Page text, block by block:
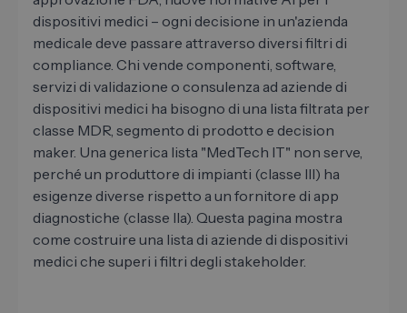
dispositivi medici – ogni decisione in un'azienda
medicale deve passare attraverso diversi filtri di
compliance. Chi vende componenti, software,
servizi di validazione o consulenza ad aziende di
dispositivi medici ha bisogno di una lista filtrata per
classe MDR, segmento di prodotto e decision
maker. Una generica lista "MedTech IT" non serve,
perché un produttore di impianti (classe III) ha
esigenze diverse rispetto a un fornitore di app
diagnostiche (classe IIa). Questa pagina mostra
come costruire una lista di aziende di dispositivi
medici che superi i filtri degli stakeholder.